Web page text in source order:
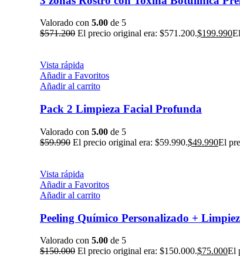
Valorado con 5.00 de 5
$571.200 El precio original era: $571.200.$199.990
Vista rápida
Añadir a Favoritos
Añadir al carrito
Pack 2 Limpieza Facial Profunda
Valorado con 5.00 de 5
$59.990 El precio original era: $59.990.$49.990El
Vista rápida
Añadir a Favoritos
Añadir al carrito
Peeling Químico Personalizado +
Valorado con 5.00 de 5
$150.000 El precio original era: $150.000.$75.000El